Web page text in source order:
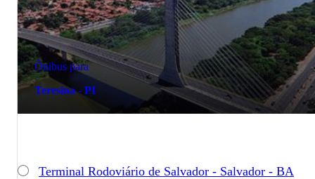
Ônibus para
Teresina - PI
Terminal Rodoviário de Salvador - Salvador - BA